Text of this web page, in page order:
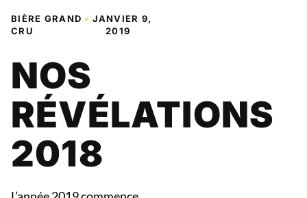
BIÈRE GRAND
CRU
• JANVIER 9,
2019
NOS
RÉVÉLATIONS
2018